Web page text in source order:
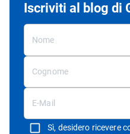
Iscriviti al blog di
Sì, desidero ricevere